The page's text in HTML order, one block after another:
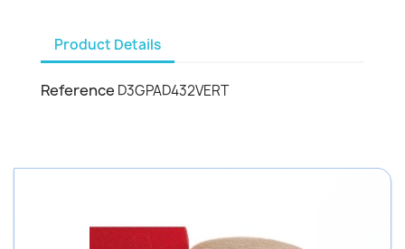
Product Details
Reference D3GPAD432VERT